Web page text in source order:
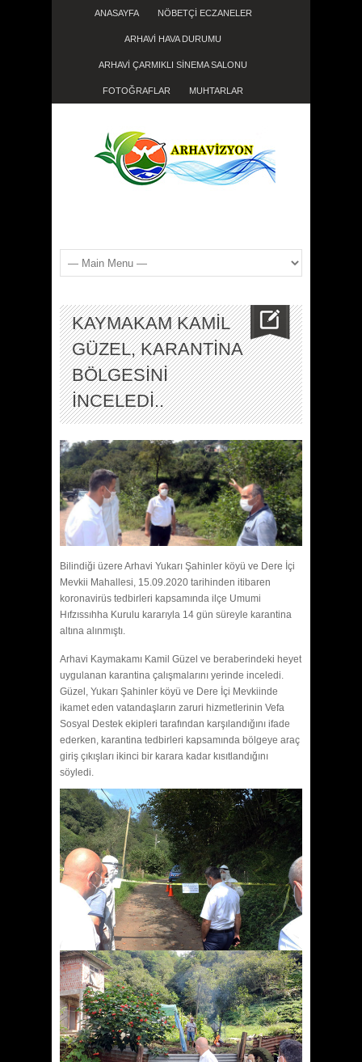
ANASAYFA NÖBETÇİ ECZANELER
ARHAVİ HAVA DURUMU
ARHAVİ ÇARMIKLI SİNEMA SALONU
FOTOĞRAFLAR MUHTARLAR
KAYMAKAM KAMİL
GÜZEL, KARANTİNA
BÖLGESİNİ
İNCELEDİ..
Bilindiği üzere Arhavi Yukarı Şahinler köyü ve Dere İçi
Mevkii Mahallesi, 15.09.2020 tarihinden itibaren
koronavirüs tedbirleri kapsamında ilçe Umumi
Hıfzıssıhha Kurulu kararıyla 14 gün süreyle karantina
altına alınmıştı.
Arhavi Kaymakamı Kamil Güzel ve beraberindeki heyet
uygulanan karantina çalışmalarını yerinde inceledi.
Güzel, Yukarı Şahinler köyü ve Dere İçi Mevkiinde
ikamet eden vatandaşların zaruri hizmetlerinin Vefa
Sosyal Destek ekipleri tarafından karşılandığını ifade
ederken, karantina tedbirleri kapsamında bölgeye araç
giriş çıkışları ikinci bir karara kadar kısıtlandığını
söyledi.